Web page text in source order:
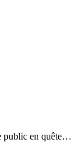
public en quête…